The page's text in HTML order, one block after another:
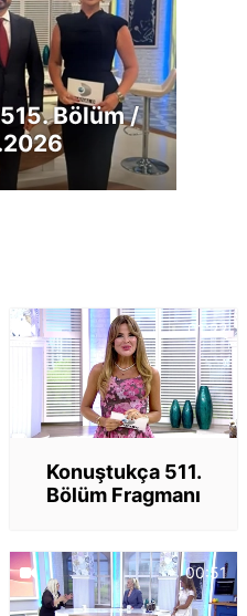
Bölüm /
01:22
Konuştukça 511.
Bölüm Fragmanı
00:51